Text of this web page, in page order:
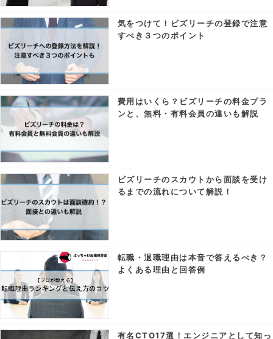
気をつけて！ビズリーチの登録で注意
すべき３つのポイント
費用はいくら？ビズリーチの料金プラ
ンと、無料・有料会員の違いも解説
ビズリーチのスカウトから面談を受け
るまでの流れについて解説！
転職・退職理由は本音で答えるべき？
よくある理由と回答例
有名CTO17選！エンジニアとして知っ